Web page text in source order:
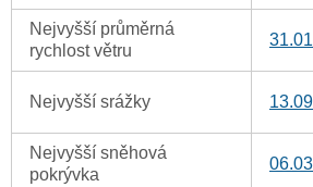
Nejvyšší průměrná
rychlost větru
Nejvyšší srážky
Nejvyšší sněhová
pokrývka